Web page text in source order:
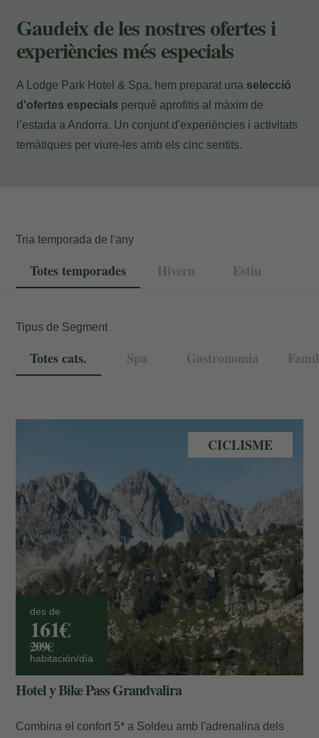
Gaudeix de les nostres ofertes i
experiències més especials
A Lodge Park Hotel & Spa, hem preparat una selecció
d'ofertes especials perquè aprofitis al màxim de
l’estada a Andorra. Un conjunt d'experiències i activitats
temàtiques per viure-les amb els cinc sentits.
Tria temporada de l'any
Totes temporades Hivern Estiu
Tipus de Segment
Totes cats. Spa Gastronomia
CICLISME
des de
161€
209€
habitación/día
Hotel y Bike Pass Grandvalira
Combina el confort 5* a Soldeu amb l'adrenalina dels